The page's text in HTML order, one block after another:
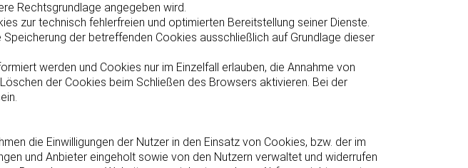
Rechtsgrundlage angegeben wird.
zur technisch fehlerfreien und optimierten Bereitstellung seiner Dienste.
der betreffenden Cookies ausschließlich auf Grundlage dieser
werden und Cookies nur im Einzelfall erlauben, die Annahme von
der Cookies beim Schließen des Browsers aktivieren. Bei der
die Einwilligungen der Nutzer in den Einsatz von Cookies, bzw. der im
und Anbieter eingeholt sowie von den Nutzern verwaltet und widerrufen